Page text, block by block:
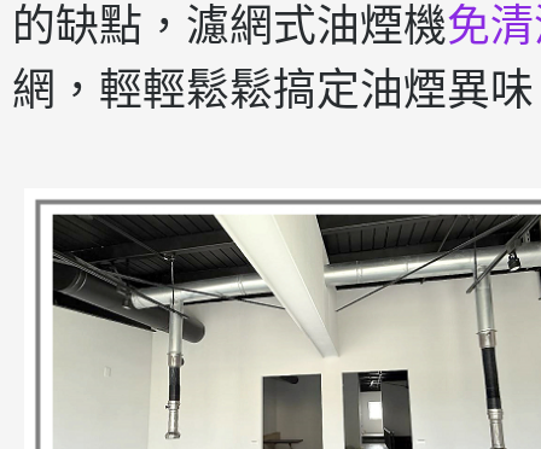
的缺點，濾網式油煙機免
網，輕輕鬆鬆搞定油煙異